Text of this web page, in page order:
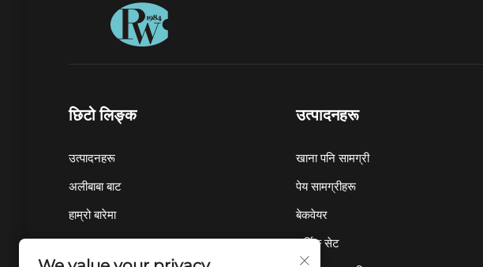
छिटो लिङ्क
उत्पादनहरू
अलीबाबा बाट
हाम्रो बारेमा
समाचार
उत्पादनहरू
खाना पनि सामग्री
पेय सामग्रीहरू
बेकवेयर
सर्भिङ सेट